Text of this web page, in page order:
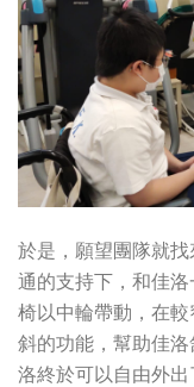
於是，願望團隊就
通的支持下，和佳
椅以中輪帶動，在
斜的功能，幫助佳
洛終於可以自由外